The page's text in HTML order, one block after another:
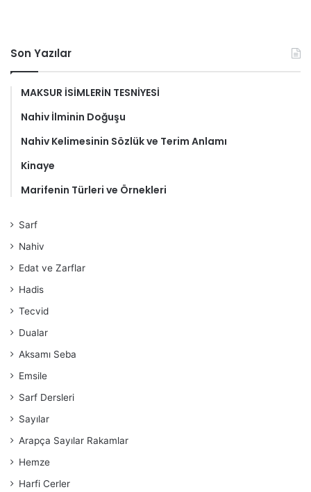
Son Yazılar
MAKSUR İSİMLERİN TESNİYESİ
Nahiv İlminin Doğuşu
Nahiv Kelimesinin Sözlük ve Terim Anlamı
Kinaye
Marifenin Türleri ve Örnekleri
Sarf
Nahiv
Edat ve Zarflar
Hadis
Tecvid
Dualar
Aksamı Seba
Emsile
Sarf Dersleri
Sayılar
Arapça Sayılar Rakamlar
Hemze
Harfi Cerler